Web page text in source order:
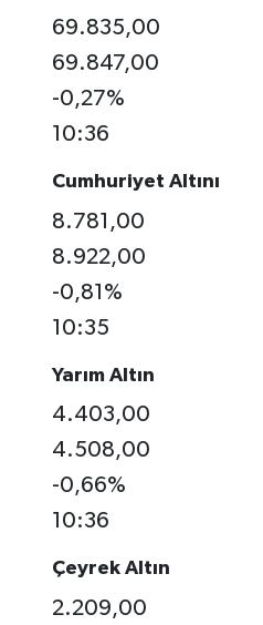
69.835,00
69.847,00
-0,27%
10:36
Cumhuriyet Altını
8.781,00
8.922,00
-0,81%
10:35
Yarım Altın
4.403,00
4.508,00
-0,66%
10:36
Çeyrek Altın
2.209,00